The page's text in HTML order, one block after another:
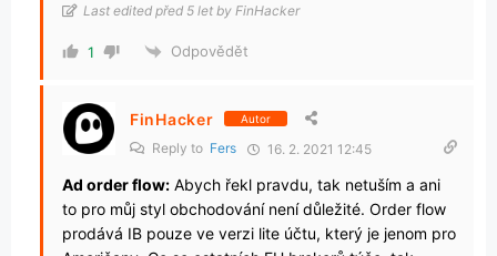
Last edited před 5 let by FinHacker
1 Odpovědět
FinHacker Autor
Reply to Fers 16. 2. 2021 12:45
Ad order flow: Abych řekl pravdu, tak netuším a ani
to pro můj styl obchodování není důležité. Order flow
prodává IB pouze ve verzi lite účtu, který je jenom pro